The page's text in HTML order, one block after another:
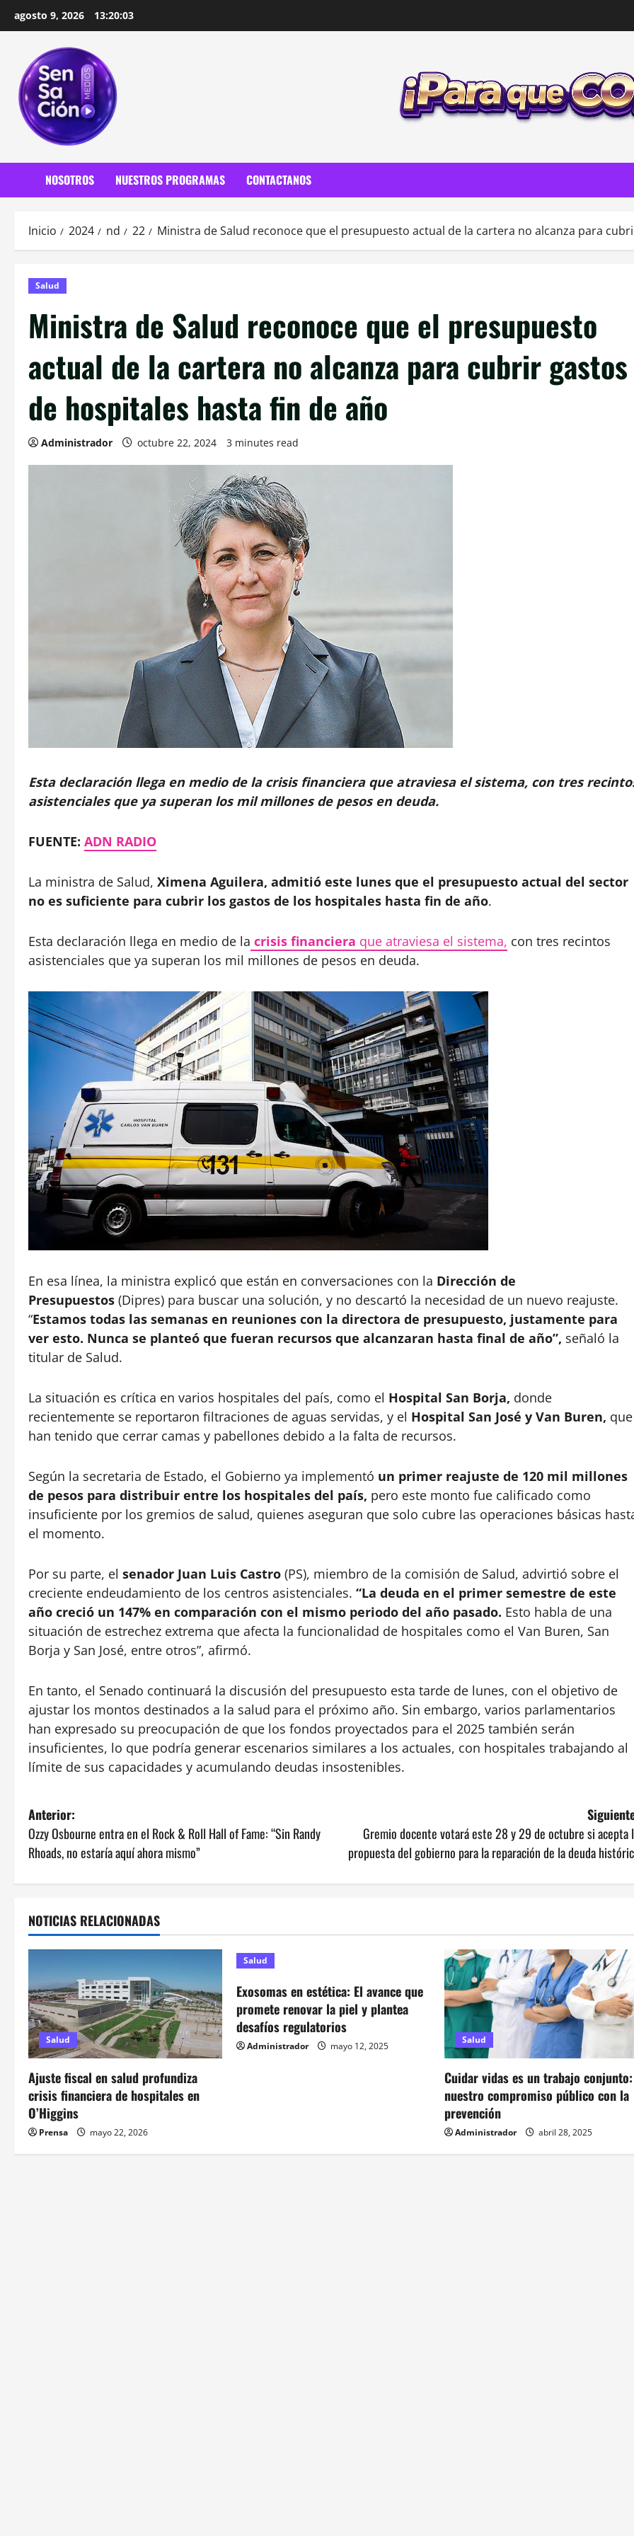
agosto 9, 2026 13:20:05
NOSOTROS NUESTROS PROGRAMAS CONTACTANOS
Inicio 2024 nd 22 Ministra de Salud reconoce que el presupuesto actual de la cartera no alcanza para
Salud
Ministra de Salud reconoce que el presupuesto
actual de la cartera no alcanza para cubrir gastos
de hospitales hasta fin de año
Administrador octubre 22, 2024 3 minutes read
Esta declaración llega en medio de la crisis financiera que atraviesa el sistema, con tres
asistenciales que ya superan los mil millones de pesos en deuda.
FUENTE: ADN RADIO
La ministra de Salud, Ximena Aguilera, admitió este lunes que el presupuesto actual del sector
no es suficiente para cubrir los gastos de los hospitales hasta fin de año.
Esta declaración llega en medio de la crisis financiera que atraviesa el sistema, con tres recintos
asistenciales que ya superan los mil millones de pesos en deuda.
En esa línea, la ministra explicó que están en conversaciones con la Dirección de
Presupuestos (Dipres) para buscar una solución, y no descartó la necesidad de un nuevo reajuste.
“Estamos todas las semanas en reuniones con la directora de presupuesto, justamente para
ver esto. Nunca se planteó que fueran recursos que alcanzaran hasta final de año”, señaló la
titular de Salud.
La situación es crítica en varios hospitales del país, como el Hospital San Borja, donde
recientemente se reportaron filtraciones de aguas servidas, y el Hospital San José y Van Buren, que
han tenido que cerrar camas y pabellones debido a la falta de recursos.
Según la secretaria de Estado, el Gobierno ya implementó un primer reajuste de 120 mil millones
de pesos para distribuir entre los hospitales del país, pero este monto fue calificado como
insuficiente por los gremios de salud, quienes aseguran que solo cubre las operaciones básicas
el momento.
Por su parte, el senador Juan Luis Castro (PS), miembro de la comisión de Salud, advirtió sobre el
creciente endeudamiento de los centros asistenciales. “La deuda en el primer semestre de este
año creció un 147% en comparación con el mismo periodo del año pasado. Esto habla de una
situación de estrechez extrema que afecta la funcionalidad de hospitales como el Van Buren, San
Borja y San José, entre otros”, afirmó.
En tanto, el Senado continuará la discusión del presupuesto esta tarde de lunes, con el objetivo de
ajustar los montos destinados a la salud para el próximo año. Sin embargo, varios parlamentarios
han expresado su preocupación de que los fondos proyectados para el 2025 también serán
insuficientes, lo que podría generar escenarios similares a los actuales, con hospitales trabajando al
límite de sus capacidades y acumulando deudas insostenibles.
N
a
v
e
g
a
c
i
ó
n
d
e
Anterior:
Ozzy Osbourne entra en el Rock & Roll Hall of Fame: “Sin Randy
Rhoads, no estaría aquí ahora mismo”
Gremio docente votará este 28 y 29 de octubre si acepta
propuesta del gobierno para la reparación de la deuda
NOTICIAS RELACIONADAS
Salud
Ajuste fiscal en salud profundiza
crisis financiera de hospitales en
O’Higgins
Prensa mayo 22, 2026
Salud
Exosomas en estética: El avance que
promete renovar la piel y plantea
desafíos regulatorios
Administrador mayo 12, 2025
Salud
Cuidar vidas es un trabajo conjunto:
nuestro compromiso público con la
prevención
Administrador abril 28, 2025